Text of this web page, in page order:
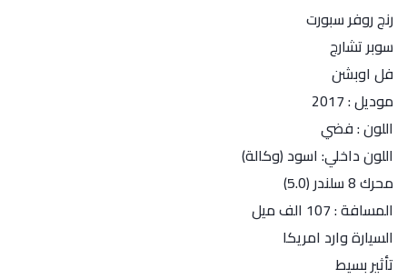
رنج روفر سبورت
سوبر تشارج
فل اوبشن
موديل : 2017
اللون : فضي
اللون داخلي: اسود (وكالة)
محرك 8 سلندر (5.0)
المسافة : 107 الف ميل
السيارة وارد امريكا
تأثير بسيط